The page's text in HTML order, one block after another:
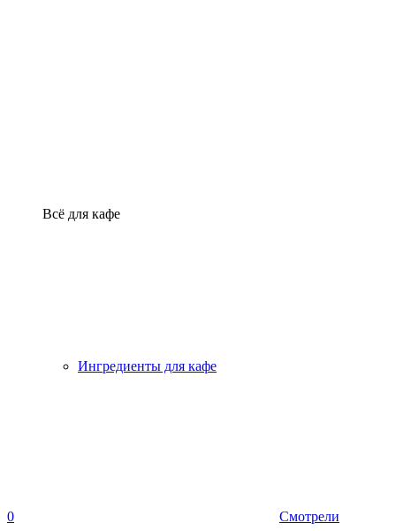
Всё для кафе
Ингредиенты для кафе
0 Смотрели